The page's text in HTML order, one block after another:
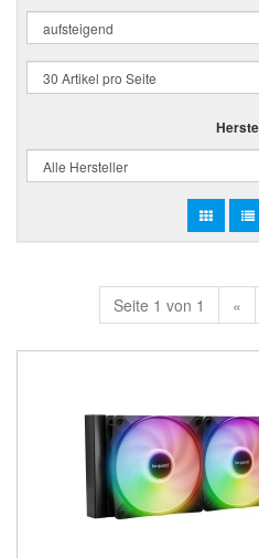
Seite 1 von 1 «